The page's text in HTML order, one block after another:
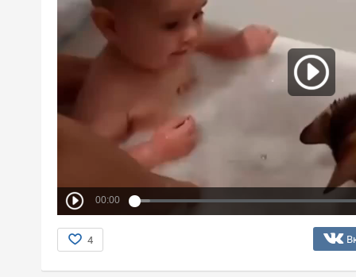
00:00
4